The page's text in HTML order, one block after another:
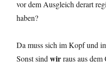
vor dem Ausgleich derart
haben?
Da muss sich im Kopf und
Sonst sindwirraus aus